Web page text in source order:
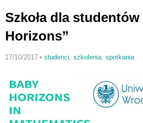
Szkoła dla
Horizons”
17/10/2017 • studenci, szkolenia, spotkania